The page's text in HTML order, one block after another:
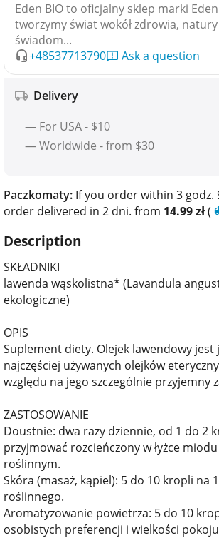
Eden BIO to oficjalny sklep marki
tworzymy świat wokół zdrowia,
świadom...
+48537713790
Ask a question
Delivery
— For USA - $10
— Worldwide - from $30
Paczkomaty: If you order within 3
order delivered in 2 dni. from 14.99zł(
Description
SKŁADNIKI
lawenda wąskolistna* (Lavandula
ekologiczne)
OPIS
Suplement diety. Olejek lawendowy jest
najczęściej używanych olejków
względu na jego szczególnie przyjemny
ZASTOSOWANIE
Doustnie: dwa razy dziennie, od 1 do 2
przyjmować rozcieńczony w łyżce
roślinnym.
Skóra (masaż, kąpiel): 5 do 10 kropli na
roślinnego.
Aromatyzowanie powietrza: 5 do 10
osobistych preferencji i wielkości